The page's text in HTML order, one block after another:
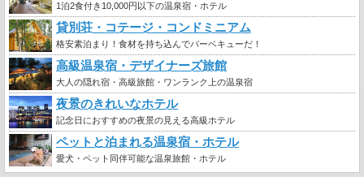
1泊2食付き10,000円以下の温泉宿・ホテル
貸別荘・コテージ・コンドミニアム
格安素泊まり！食材を持ち込んでバーベキューだ！
高級温泉宿・デザイナーズ旅館
大人の隠れ宿・高級旅館・ワンランク上の温泉宿
夜景のきれいなホテル
記念日におすすめの夜景の見える高級ホテル
ペットと泊まれる温泉宿・ホテル
愛犬・ペット同伴可能な温泉旅館・ホテル